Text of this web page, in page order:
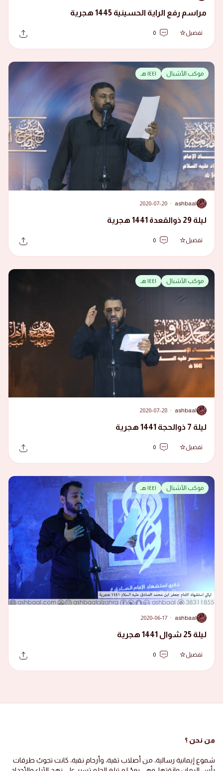
مراسم رفع الراية الحسينية 1445 هجرية
تفضيل 0
موكب الأشبال ١٤٤١ هـ
A
ashbaal
·
2020-07-20
ليلة 29 ذوالقعدة 1441 هجرية
تفضيل 0
موكب الأشبال ١٤٤١ هـ
A
ashbaal
·
2020-07-28
ليلة 7 ذوالحجة 1441 هجرية
تفضيل 0
موكب الأشبال ١٤٤١ هـ
A
ashbaal
·
2020-06-17
ليلة 25 شوال 1441 هجرية
تفضيل 0
من نحن ؟
شموع إيمانية رسالية، من أصلاب تقية، وأرحام نقية، كانت تجوبُ طرقات